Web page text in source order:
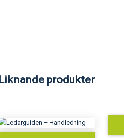
Liknande produkter